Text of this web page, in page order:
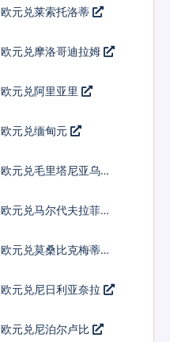
欧元兑莱索托洛蒂
欧元兑摩洛哥迪拉姆
欧元兑阿里亚里
欧元兑缅甸元
欧元兑毛里塔尼亚乌吉
欧元兑马尔代夫拉菲亚
欧元兑莫桑比克梅蒂卡
欧元兑尼日利亚奈拉
欧元兑尼泊尔卢比